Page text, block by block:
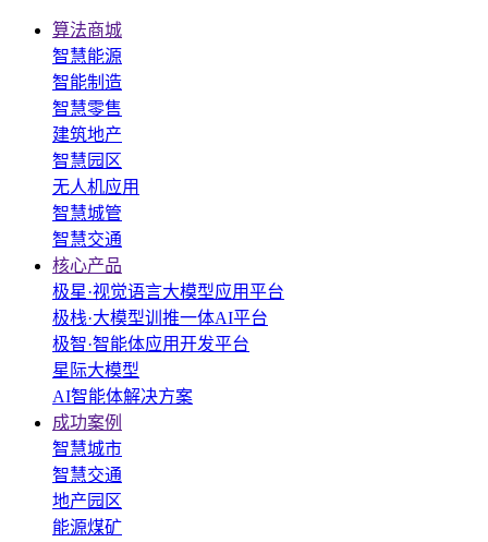
算法商城
智慧能源
智能制造
智慧零售
建筑地产
智慧园区
无人机应用
智慧城管
智慧交通
核心产品
极星·视觉语言大模型应用平台
极栈·大模型训推一体AI平台
极智·智能体应用开发平台
星际大模型
AI智能体解决方案
成功案例
智慧城市
智慧交通
地产园区
能源煤矿